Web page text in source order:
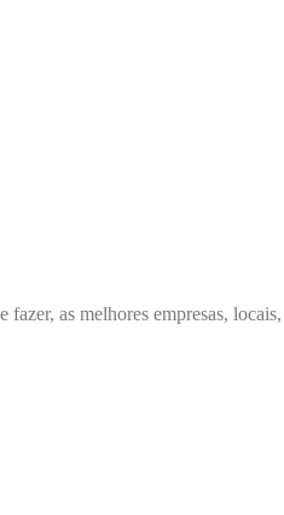
as melhores empresas,